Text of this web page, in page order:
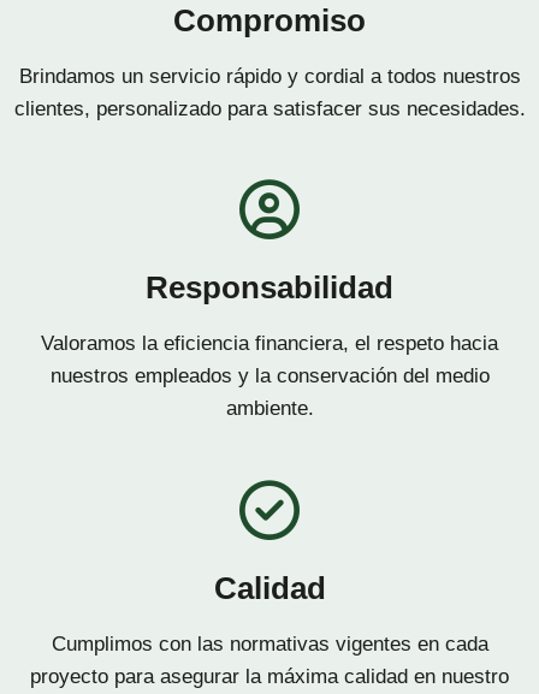
Compromiso
Brindamos un servicio rápido y cordial a todos nuestros
clientes, personalizado para satisfacer sus necesidades.
Responsabilidad
Valoramos la eficiencia financiera, el respeto hacia
nuestros empleados y la conservación del medio
ambiente.
Calidad
Cumplimos con las normativas vigentes en cada
proyecto para asegurar la máxima calidad en nuestro